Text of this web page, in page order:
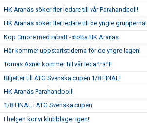
HK Aranäs söker fler ledare till vår Parahandboll!
HK Aranäs söker fler ledare till de yngre grupperna!
Köp Cmore med rabatt -stötta HK Aranäs
Här kommer uppstartstiderna för de yngre lagen!
Tomas Axnér kommer till vår ledarträff!
BIljetter till ATG Svenska cupen 1/8 FINAL!
HK Aranäs Parahandboll!
1/8 FINAL i ATG Svenska cupen
I helgen kör vi klubbläger igen!